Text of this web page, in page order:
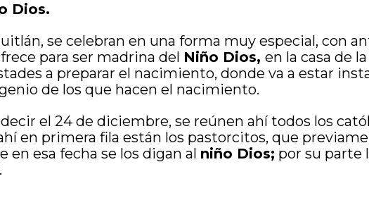
Dios.
se celebran en una forma muy especial, con
para ser madrina del Niño Dios, en la casa de
a preparar el nacimiento, donde va a estar
de los que hacen el nacimiento.
el 24 de diciembre, se reúnen ahí todos los
en primera fila están los pastorcitos, que
en esa fecha se los digan al niño Dios; por su parte